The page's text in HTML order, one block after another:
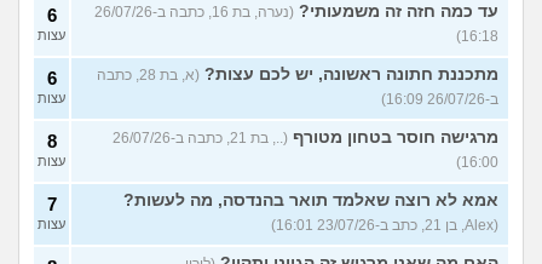
עד כמה חזה זה משמעותי?
(נערה, בת 16, כתבה ב-26/07/26
16:18)
6
עצות
מתכננת חתונה ראשונה, יש לכם עצות?
(א, בת 28, כתבה
ב-26/07/26 16:09)
6
עצות
מרגישה חוסר בטחון מטורף
(.., בת 21, כתבה ב-26/07/26
16:00)
8
עצות
אמא לא רוצה שאלמד תואר בהנדסה, מה לעשות?
(Alex, בן 21, כתב ב-23/07/26 16:01)
7
עצות